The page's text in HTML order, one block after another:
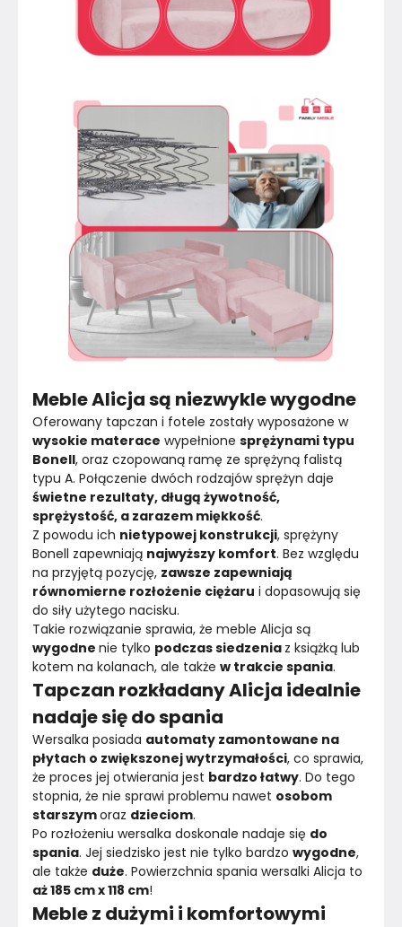
Meble Alicja są niezwykle wygodne
Oferowany tapczan i fotele zostały wyposażone w
wysokie materace wypełnione sprężynami typu
Bonell, oraz czopowaną ramę ze sprężyną falistą
typu A. Połączenie dwóch rodzajów sprężyn daje
świetne rezultaty, długą żywotność,
sprężystość, a zarazem miękkość.
Z powodu ich nietypowej konstrukcji, sprężyny
Bonell zapewniają najwyższy komfort. Bez względu
na przyjętą pozycję, zawsze zapewniają
równomierne rozłożenie ciężaru i dopasowują się
do siły użytego nacisku.
Takie rozwiązanie sprawia, że meble Alicja są
wygodne nie tylko podczas siedzenia z książką lub
kotem na kolanach, ale także w trakcie spania.
Tapczan rozkładany Alicja idealnie
nadaje się do spania
Wersalka posiada automaty zamontowane na
płytach o zwiększonej wytrzymałości, co sprawia,
że proces jej otwierania jest bardzo łatwy. Do tego
stopnia, że nie sprawi problemu nawet osobom
starszym oraz dzieciom.
Po rozłożeniu wersalka doskonale nadaje się do
spania. Jej siedzisko jest nie tylko bardzo wygodne,
ale także duże. Powierzchnia spania wersalki Alicja to
aż 185 cm x 118 cm!
Meble z dużymi i komfortowymi